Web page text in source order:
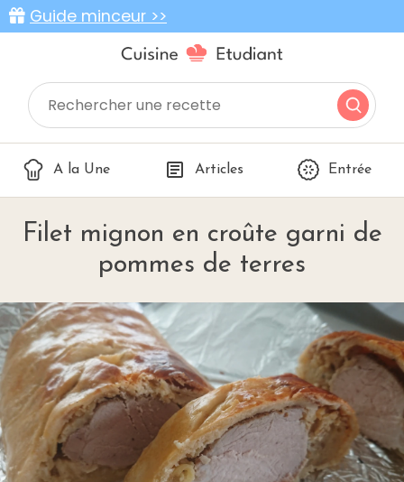
Guide minceur >>
A la Une Articles Entrée
Filet mignon en croûte garni de
pommes de terres